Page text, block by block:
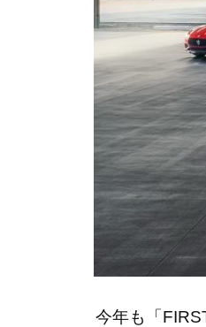
今年も「